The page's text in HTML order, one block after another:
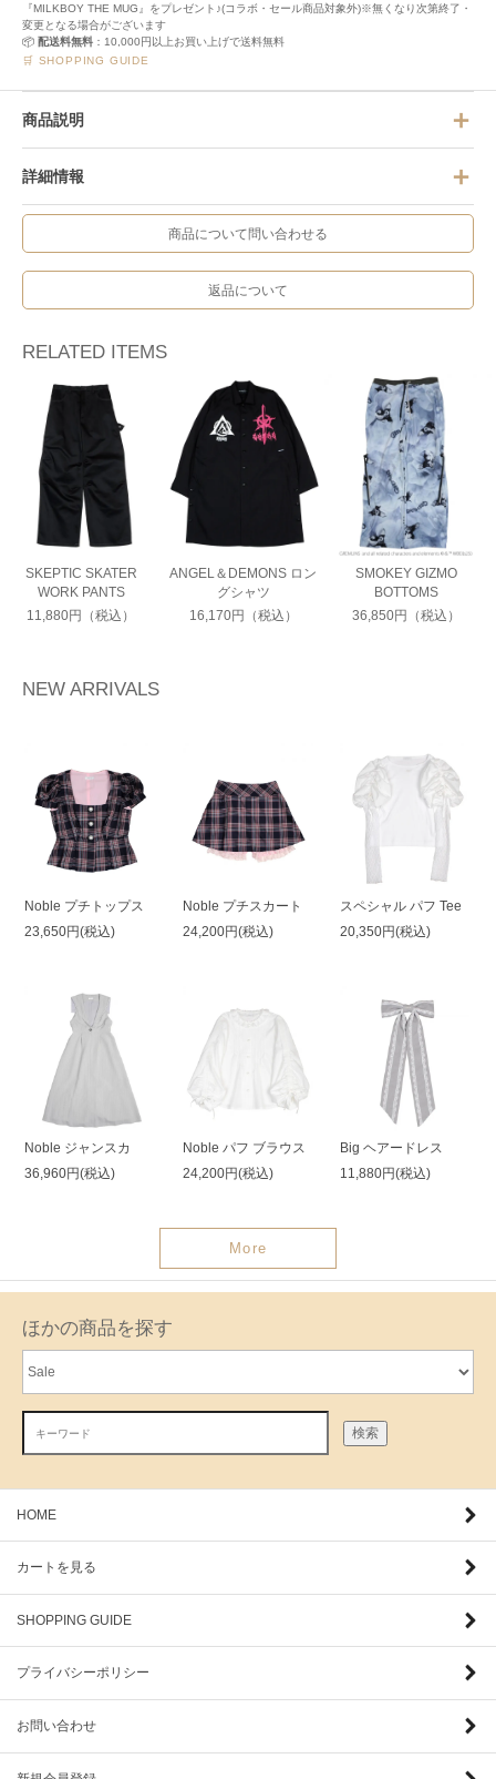
『MILKBOY THE MUG』をプレゼント♪(コラボ・セール商品対象外)※無くなり次第終了・
変更となる場合がございます
📦 配送料無料 ：10,000円以上お買い上げで送料無料
🛒 SHOPPING GUIDE
商品説明
詳細情報
商品について問い合わせる
返品について
RELATED ITEMS
SKEPTIC SKATER
WORK PANTS
11,880円（税込）
ANGEL＆DEMONS ロン
グシャツ
16,170円（税込）
SMOKEY GIZMO
BOTTOMS
36,850円（税込）
NEW ARRIVALS
Noble プチトップス
23,650円(税込)
Noble プチスカート
24,200円(税込)
スペシャル パフ Tee
20,350円(税込)
Noble ジャンスカ
36,960円(税込)
Noble パフ ブラウス
24,200円(税込)
Big ヘアードレス
11,880円(税込)
More
ほかの商品を探す
検索
HOME
カートを見る
SHOPPING GUIDE
プライバシーポリシー
お問い合わせ